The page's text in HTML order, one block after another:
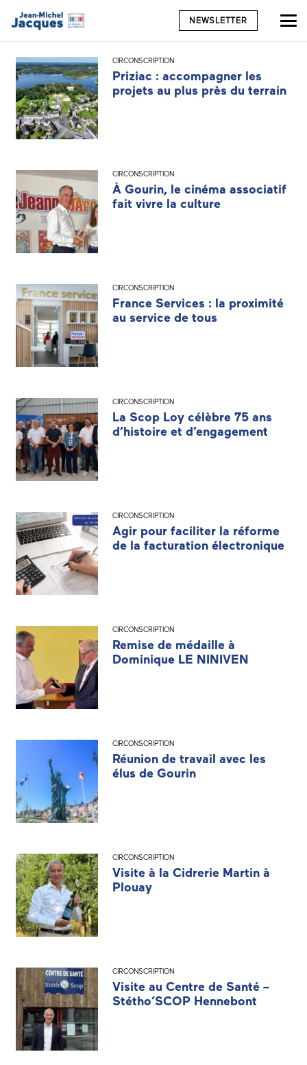
NEWSLETTER
CIRCONSCRIPTION
Priziac : accompagner les
projets au plus près du terrain
CIRCONSCRIPTION
À Gourin, le cinéma associatif
fait vivre la culture
CIRCONSCRIPTION
France Services : la proximité
au service de tous
CIRCONSCRIPTION
La Scop Loy célèbre 75 ans
d’histoire et d’engagement
CIRCONSCRIPTION
Agir pour faciliter la réforme
de la facturation électronique
CIRCONSCRIPTION
Remise de médaille à
Dominique LE NINIVEN
CIRCONSCRIPTION
Réunion de travail avec les
élus de Gourin
CIRCONSCRIPTION
Visite à la Cidrerie Martin à
Plouay
CIRCONSCRIPTION
Visite au Centre de Santé –
Stétho’SCOP Hennebont